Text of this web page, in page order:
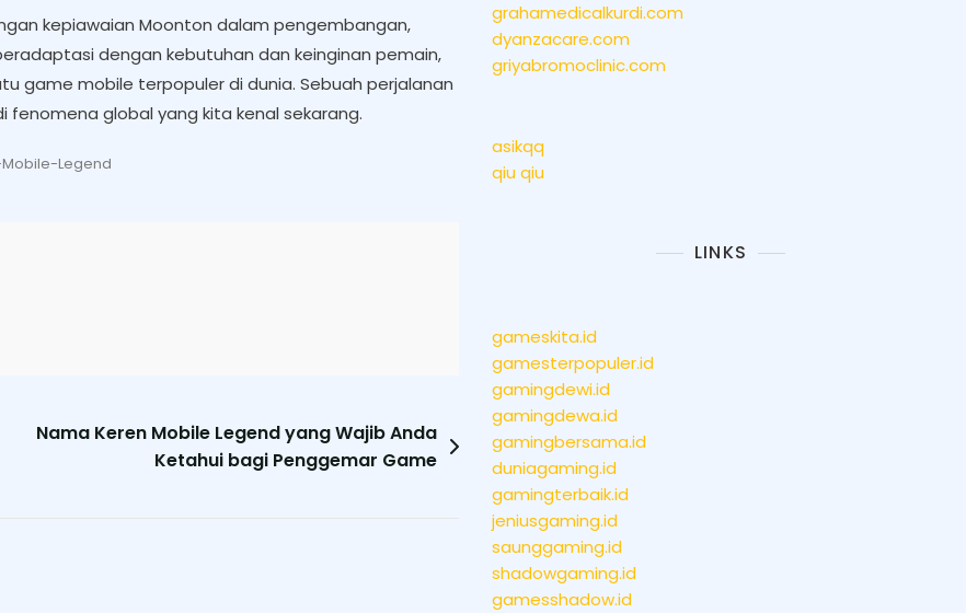
kepiawaian Moonton dalam pengembangan,
dengan kebutuhan dan keinginan pemain,
game mobile terpopuler di dunia. Sebuah perjalanan
global yang kita kenal sekarang.
Legend
Nama Keren Mobile Legend yang Wajib Anda
Ketahui bagi Penggemar Game
grahamedicalkurdi.com
dyanzacare.com
griyabromoclinic.com
asikqq
qiu qiu
LINKS
gameskita.id
gamesterpopuler.id
gamingdewi.id
gamingdewa.id
gamingbersama.id
duniagaming.id
gamingterbaik.id
jeniusgaming.id
saunggaming.id
shadowgaming.id
gamesshadow.id